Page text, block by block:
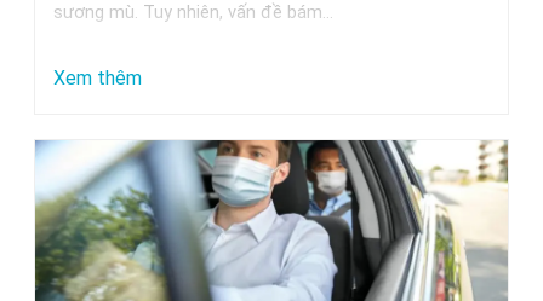
sương mù. Tuy nhiên, vấn đề bám…
Xem thêm:
bám
nước
trên
kính
xe